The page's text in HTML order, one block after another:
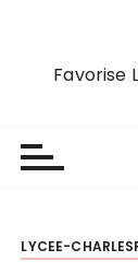
Favorise
LYCEE-